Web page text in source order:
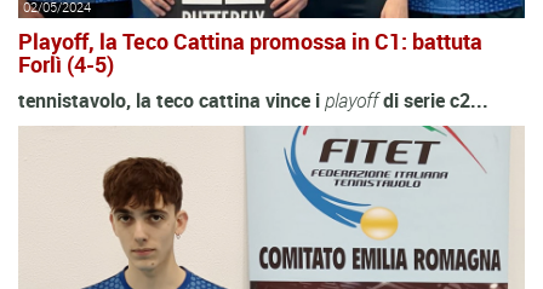
02/05/2024
Playoff, la Teco Cattina promossa in C1: battuta
Forlì (4-5)
tennistavolo, la teco cattina vince iplayoffdi serie c2...